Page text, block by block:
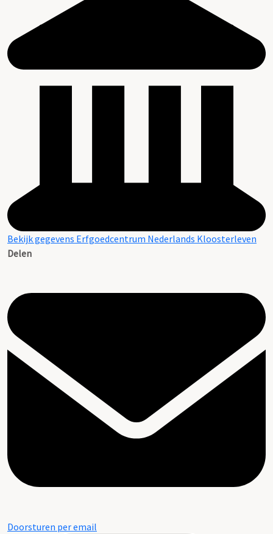
Bekijk gegevens Erfgoedcentrum Nederlands Kloosterleven
Delen
Doorsturen per email